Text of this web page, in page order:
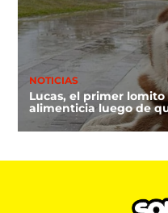
NOTICIAS
Lucas, el primer
alimenticia luego de